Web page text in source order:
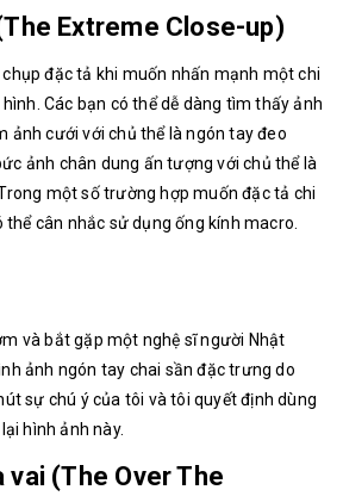
Extreme Close-up)
đặc tả khi muốn nhấn mạnh một chi
Các bạn có thể dễ dàng tìm thấy ảnh
ảnh cưới với chủ thể là ngón tay đeo
ảnh chân dung ấn tượng với chủ thể là
một số trường hợp muốn đặc tả chi
cân nhắc sử dụng ống kính macro.
và bắt gặp một nghệ sĩ người Nhật
ảnh ngón tay chai sần đặc trưng do
sự chú ý của tôi và tôi quyết định dùng
hình ảnh này.
vai (The Over The